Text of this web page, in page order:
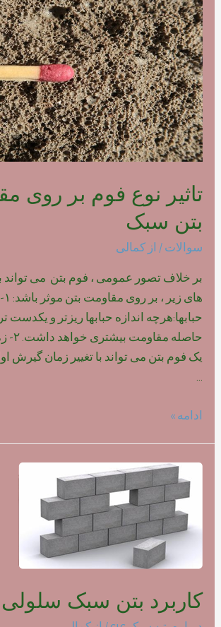
فوم
بتن
پلیمری
تاثیر نوع فوم بر روی
بتن سبک
سوالات / از کمالی
بر خلاف تصور عمومی ، فوم بتن می تواند با
حبابها:هرچه اندازه حبابها ریزتر و یکدست
حاصله
یک فوم بتن می تواند با تغییر زمان گیرش
تاثیر
روی
مقاومت
بتن
ادامه »
کاربرد بتن سبک سلولی CLC